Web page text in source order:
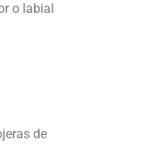
o labial
de